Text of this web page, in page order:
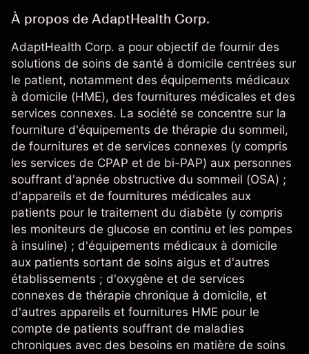
À propos de AdaptHealth Corp.
AdaptHealth Corp. a pour objectif de fournir des
solutions de soins de santé à domicile centrées sur
le patient, notamment des équipements médicaux
à domicile (HME), des fournitures médicales et des
services connexes. La société se concentre sur la
fourniture d'équipements de thérapie du sommeil,
de fournitures et de services connexes (y compris
les services de CPAP et de bi-PAP) aux personnes
souffrant d'apnée obstructive du sommeil (OSA) ;
d'appareils et de fournitures médicales aux
patients pour le traitement du diabète (y compris
les moniteurs de glucose en continu et les pompes
à insuline) ; d'équipements médicaux à domicile
aux patients sortant de soins aigus et d'autres
établissements ; d'oxygène et de services
connexes de thérapie chronique à domicile, et
d'autres appareils et fournitures HME pour le
compte de patients souffrant de maladies
chroniques avec des besoins en matière de soins